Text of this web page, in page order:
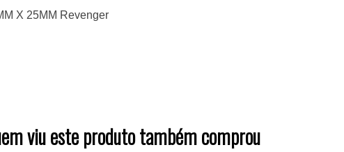
X 25MM Revenger
viu este produto também comprou